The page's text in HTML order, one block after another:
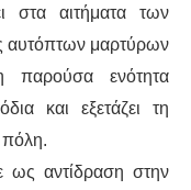
στα αιτήματα των
αυτόπτων μαρτύρων
παρούσα ενότητα
και εξετάζει τη
πόλη.
ως αντίδραση στην